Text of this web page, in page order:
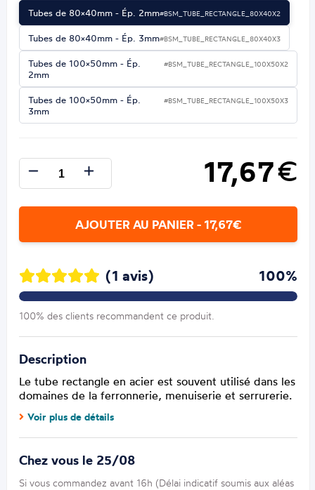
Tubes de 80×40mm - Ép. 2mm#BSM_TUBE_RECTANGLE_80X40X2
Tubes de 80×40mm - Ép. 3mm#BSM_TUBE_RECTANGLE_80X40X3
Tubes de 100×50mm - Ép.
2mm
#BSM_TUBE_RECTANGLE_100X50X2
Tubes de 100×50mm - Ép.
3mm
#BSM_TUBE_RECTANGLE_100X50X3
17,67€
AJOUTER AU PANIER - 17,67€
(1 avis) 100%
100% des clients recommandent ce produit.
Description
Le tube rectangle en acier est souvent utilisé dans les
domaines de la ferronnerie, menuiserie et serrurerie.
Voir plus de détails
Chez vous le 25/08
Si vous commandez avant 16h (Délai indicatif soumis aux aléas